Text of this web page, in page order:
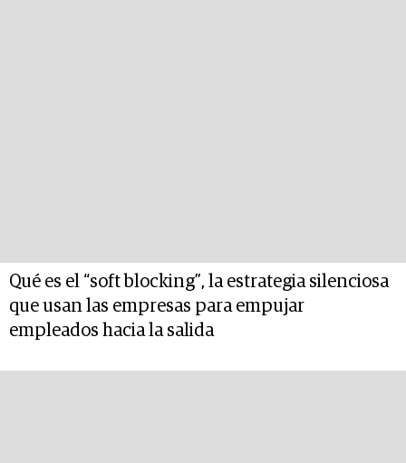
Qué es el “soft blocking”, la estrategia silenciosa
que usan las empresas para empujar
empleados hacia la salida